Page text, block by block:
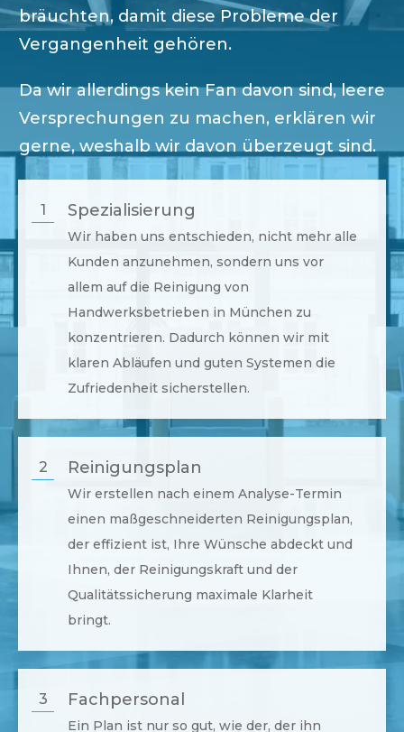
bräuchten, damit diese Probleme der
Vergangenheit gehören.
Da wir allerdings kein Fan davon sind, leere
Versprechungen zu machen, erklären wir
gerne, weshalb wir davon überzeugt sind.
1 Spezialisierung
Wir haben uns entschieden, nicht mehr alle
Kunden anzunehmen, sondern uns vor
allem auf die Reinigung von
Handwerksbetrieben in München zu
konzentrieren. Dadurch können wir mit
klaren Abläufen und guten Systemen die
Zufriedenheit sicherstellen.
2 Reinigungsplan
Wir erstellen nach einem Analyse-Termin
einen maßgeschneiderten Reinigungsplan,
der effizient ist, Ihre Wünsche abdeckt und
Ihnen, der Reinigungskraft und der
Qualitätssicherung maximale Klarheit
bringt.
3 Fachpersonal
Ein Plan ist nur so gut, wie der, der ihn